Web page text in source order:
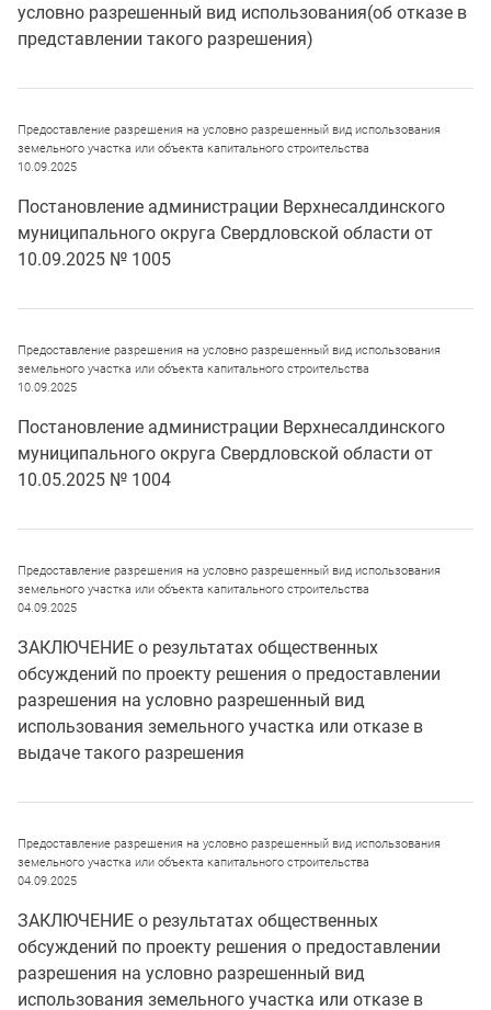
условно разрешенный вид использования(об отказе в
представлении такого разрешения)
Предоставление разрешения на условно разрешенный вид использования
земельного участка или объекта капитального строительства
10.09.2025
Постановление администрации Верхнесалдинского
муниципального округа Свердловской области от
10.09.2025 № 1005
Предоставление разрешения на условно разрешенный вид использования
земельного участка или объекта капитального строительства
10.09.2025
Постановление администрации Верхнесалдинского
муниципального округа Свердловской области от
10.05.2025 № 1004
Предоставление разрешения на условно разрешенный вид использования
земельного участка или объекта капитального строительства
04.09.2025
ЗАКЛЮЧЕНИЕ о результатах общественных
обсуждений по проекту решения о предоставлении
разрешения на условно разрешенный вид
использования земельного участка или отказе в
выдаче такого разрешения
Предоставление разрешения на условно разрешенный вид использования
земельного участка или объекта капитального строительства
04.09.2025
ЗАКЛЮЧЕНИЕ о результатах общественных
обсуждений по проекту решения о предоставлении
разрешения на условно разрешенный вид
использования земельного участка или отказе в